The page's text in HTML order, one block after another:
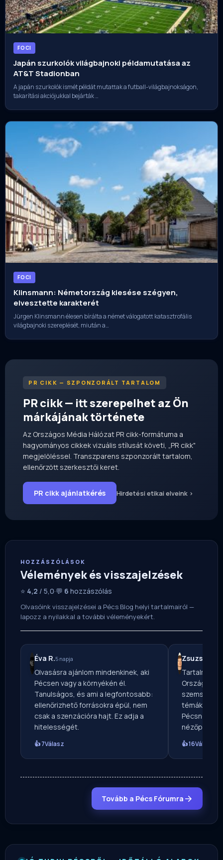
FOCI
Japán szurkolók világbajnoki példamutatása az
AT&T Stadionban
A japán szurkolók ismét példát mutattak a futball-világbajnokságon,
takarítási akciójukkal bejárták …
FOCI
Klinsmann: Németország kiesése szégyen,
elvesztette karakterét
Jürgen Klinsmann élesen bírálta a német válogatott katasztrofális
világbajnoki szereplését, miután a…
PR CIKK — SZPONZORÁLT TARTALOM
PR cikk — itt szerepelhet az Ön
márkájának története
Az Országos Média Hálózat PR cikk-formátuma a
hagyományos cikkek vizuális stílusát követi, „PR cikk"
megjelöléssel. Transzparens szponzorált tartalom,
ellenőrzött szerkesztői keret.
PR cikk ajánlatkérés Hirdetési etikai elveink ›
HOZZÁSZÓLÁSOK
Vélemények és visszajelzések
⭐ 4,2 / 5,0·💬 6 hozzászólás
Olvasóink visszajelzései a Pécs Blog helyi tartalmairól —
lapozz a nyilakkal a további véleményekért.
Éva R.5 napja
Olvasásra ajánlom mindenkinek, aki
Pécsen vagy a környékén él.
Tanulságos, és ami a legfontosabb:
ellenőrizhető forrásokra épül, nem
csak a szenzációra hajt. Ez adja a
hitelességét.
👍 7Válasz
Zsuzsa T.
Tartalmas
Országos
témákat —
Pécsnek ír,
👍 16Válasz
Tovább a Pécs Fórumra